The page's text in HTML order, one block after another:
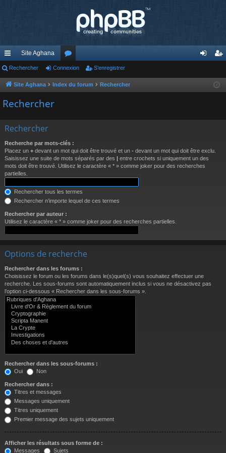
cc
ès
ra
de
Site Aghana
or
u nr
Rechercher Connexion S’enregistrer
Site Aghana Index du forum Rechercher
Rechercher
Rechercher
Recherche par mots-clés :
Placez un + devant un mot qui doit être trouvé et un - devant un mot qui doit être exclu.
Saisissez une suite de mots séparés par des | entre crochets si uniquement un des
mots doit être trouvé. Utilisez le caractère « * » comme joker pour des recherches
partielles.
Rechercher tous les termes
Rechercher n’importe lequel de ces termes
Rechercher par auteur :
Utilisez le caractère « * » comme joker pour des recherches partielles.
Options de recherche
Rechercher dans les forums :
Choisissez le forum ou les forums dans le(s)quel(s) vous souhaitez effectuer une
recherche. Les sous-forums sont automatiquement inclus si vous ne désactivez pas
l’option ci-dessous « Rechercher dans les sous-forums ».
Rechercher dans les sous-forums :
Oui
Non
Rechercher dans :
Titres et messages
Messages uniquement
Titres uniquement
Premier message des sujets uniquement
Afficher les résultats sous forme de :
Messages
Sujets